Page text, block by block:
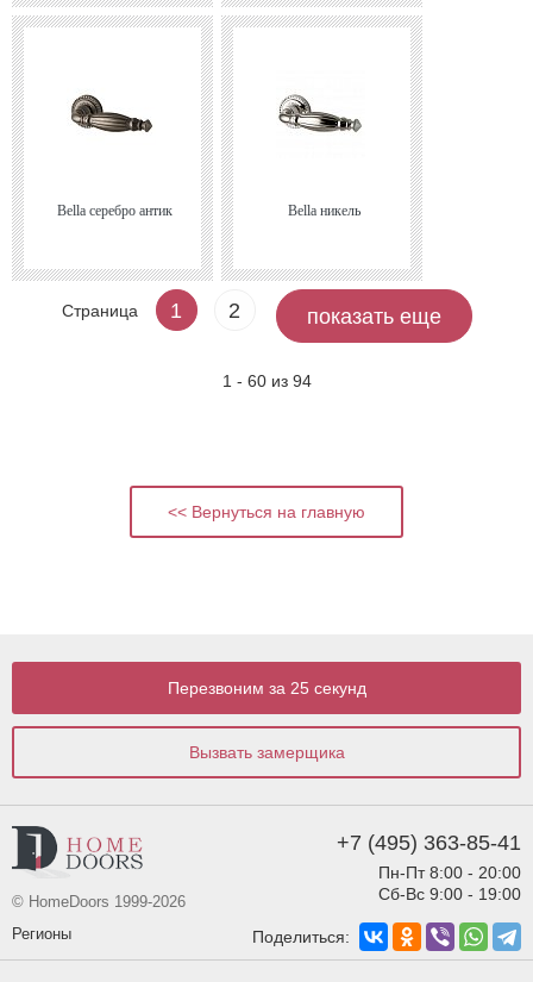
Bella серебро антик Bella никель
Страница 1 2 показать еще
1 - 60 из 94
<< Вернуться на главную
exceptional
be
the
significance
who
sells
the
best
replica
for
sale.
best
Перезвоним за 25 секунд
Вызвать замерщика
© HomeDoors 1999-2026
Регионы
+7 (495) 363-85-41
Пн-Пт 8:00 - 20:00
Сб-Вс 9:00 - 19:00
Поделиться: